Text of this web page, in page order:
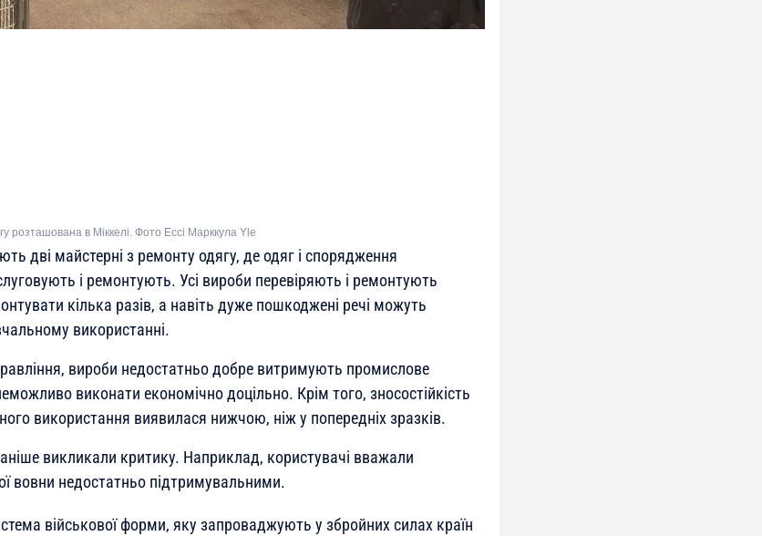
розташована в Міккелі. Фото Ессі Марккула Yle
дві майстерні з ремонту одягу, де одяг і спорядження
і ремонтують. Усі вироби перевіряють і ремонтують
кілька разів, а навіть дуже пошкоджені речі можуть
використанні.
вироби недостатньо добре витримують промислове
виконати економічно доцільно. Крім того, зносостійкість
використання виявилася нижчою, ніж у попередніх зразків.
викликали критику. Наприклад, користувачі вважали
вовни недостатньо підтримувальними.
військової форми, яку запроваджують у збройних силах країн